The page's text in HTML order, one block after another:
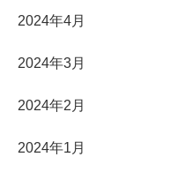
2024年4月
2024年3月
2024年2月
2024年1月